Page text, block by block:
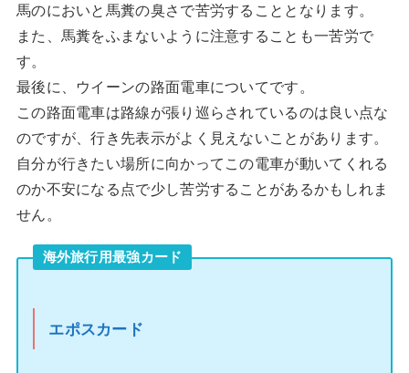
馬のにおいと馬糞の臭さで苦労することとなります。
また、馬糞をふまないように注意することも一苦労で
す。
最後に、ウイーンの路面電車についてです。
この路面電車は路線が張り巡らされているのは良い点な
のですが、行き先表示がよく見えないことがあります。
自分が行きたい場所に向かってこの電車が動いてくれる
のか不安になる点で少し苦労することがあるかもしれま
せん。
海外旅行用最強カード
エポスカード